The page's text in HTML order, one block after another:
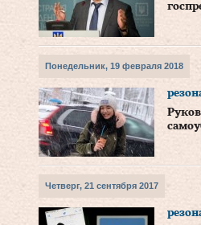
Понедельник, 19 февраля 2018
Четверг, 21 сентября 2017